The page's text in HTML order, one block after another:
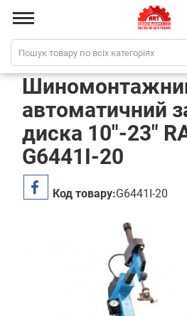
автоматичний
диска 10"-23"
G6441I-20
Код товару:G6441I-20